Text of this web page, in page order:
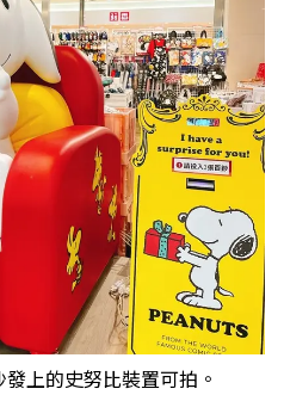
上的史努比裝置可拍。